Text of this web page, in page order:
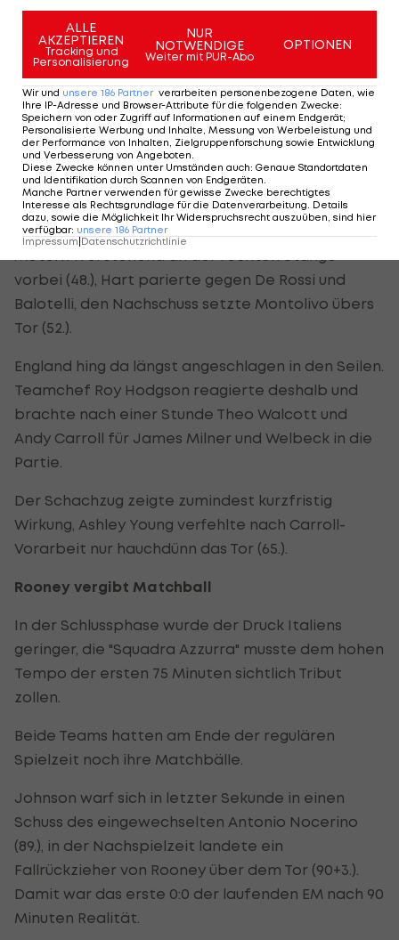
Bei einer weiteren Balotelli-Chance (32.) und
einem Schuss von Antonio Cassano (38.) war
Keeper Joe Hart zur Stelle, ein Gewaltschuss von
Balotelli streifte übers englische Tor (43.).
Hodgson reagiert nach einer Stunde
Auch nach der Pause blieb der
Unterhaltungsfaktor hoch. Und Italien kam der
Führung immer näher. De Rossi schoss aus fünf
vorbei (48.), Hart parierte gegen De Rossi und
Balotelli, den Nachschuss setzte Montolivo übers
Tor (52.).
England hing da längst angeschlagen in den Seilen.
Teamchef Roy Hodgson reagierte deshalb und
brachte nach einer Stunde Theo Walcott und
Andy Carroll für James Milner und Welbeck in die
Partie.
Der Schachzug zeigte zumindest kurzfristig
Wirkung, Ashley Young verfehlte nach Carroll-
Vorarbeit nur hauchdünn das Tor (65.).
Rooney vergibt Matchball
In der Schlussphase wurde der Druck Italiens
geringer, die "Squadra Azzurra" musste dem hohen
Tempo der ersten 75 Minuten sichtlich Tribut
zollen.
Beide Teams hatten am Ende der regulären
Spielzeit noch ihre Matchbälle.
Johnson warf sich in letzter Sekunde in einen
Schuss des eingewechselten Antonio Nocerino
(89.), in der Nachspielzeit landete ein
Fallrückzieher von Rooney über dem Tor (90+3.).
Damit war das erste 0:0 der laufenden EM nach 90
Minuten Realität.
ALLE
AKZEPTIEREN
Tracking und
Personalisierung
NUR
NOTWENDIGE
Weiter mit PUR-Abo
OPTIONEN
Wir und unsere 186 Partner verarbeiten personenbezogene Daten, wie
Ihre IP-Adresse und Browser-Attribute für die folgenden Zwecke:
Speichern von oder Zugriff auf Informationen auf einem Endgerät;
Personalisierte Werbung und Inhalte, Messung von Werbeleistung und
der Performance von Inhalten, Zielgruppenforschung sowie Entwicklung
und Verbesserung von Angeboten
Diese Zwecke können unter Umständen auch: Genaue Standortdaten
und Identifikation durch Scannen von Endgeräten
Manche Partner verwenden für gewisse Zwecke berechtigtes
Interesse als Rechtsgrundlage für die Datenverarbeitung. Details
dazu, sowie die Möglichkeit Ihr Widerspruchsrecht auszuüben, sind hier
verfügbar: unsere 186 Partner
Impressum|Datenschutzrichtlinie